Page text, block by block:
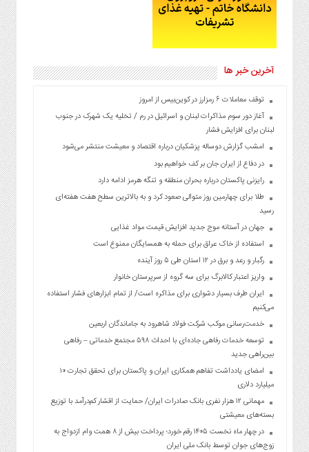
آخرین خبر ها
توقف معاملات ۶ رمزارز در کوین‌بیس از امروز
آغاز دور سوم مذاکرات لبنان و اسرائیل در رم / تخلیه یک شهرک در جنوب
لبنان برای افزایش فشار
امشب گزارش دوساله پزشکیان درباره اقتصاد و معیشت منتشر می‌شود
در دفاع از ایران جان بر کف خواهیم بود
رایزنی پاکستان درباره بحران منطقه و تنگه هرمز ادامه دارد
طلا برای چهارمین روز متوالی صعود کرد و به بالاترین سطح هفت هفته‌ای
رسید
جهان در آستانه موج جدید افزایش قیمت مواد غذایی
استفاده از خاک عراق برای حمله به همسایگان ممنوع است
رگبار و رعد و برق در ۱۲ استان طی ۵ روز آینده
واریز اعتبار کالابرگ برای سه گروه از سرپرستان خانوار
ایران طرف بسیار دشواری برای مذاکره است/ از تمام ابزارهای فشار استفاده
می‌کنیم
خدمت‌رسانی موکب شرکت فولاد شاهرود به جاماندگان اربعین
توسعه خدمات رفاهی جاده‌ای با احداث ۵۹۸ مجتمع خدماتی – رفاهی
بین‌راهی جدید
امضای یادداشت تفاهم همکاری ایران و پاکستان برای تحقق تجارت ۱۰
میلیارد دلاری
مهمانی ۱۲ هزار نفری بانک صادرات ایران/ حمایت از اقشار کم‌درآمد با توزیع
بسته‌های معیشتی
در چهار ماه نخست ۱۴۰۵ رقم خورد؛ پرداخت بیش از ۸ همت وام ازدواج به
زوج‌های جوان توسط بانک ملی ایران